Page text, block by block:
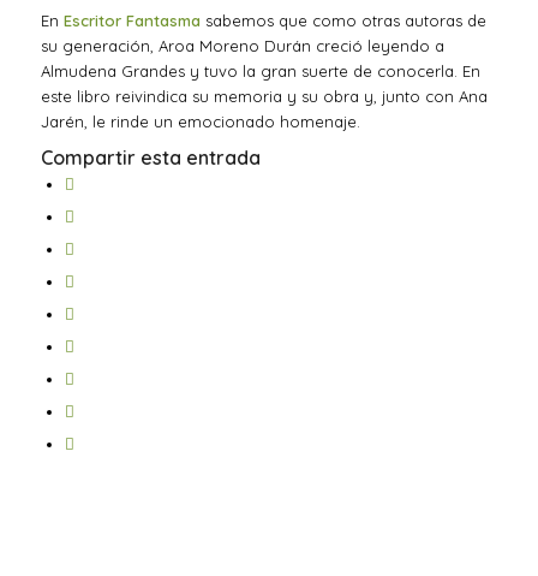
En Escritor Fantasma sabemos que como otras autoras de
su generación, Aroa Moreno Durán creció leyendo a
Almudena Grandes y tuvo la gran suerte de conocerla. En
este libro reivindica su memoria y su obra y, junto con Ana
Jarén, le rinde un emocionado homenaje.
Compartir esta entrada